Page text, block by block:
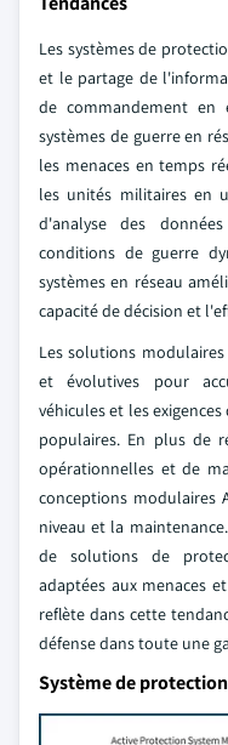
Les systèmes de
et le partage de
de commandement
systèmes de guerre en
les menaces en temps
les unités militaires en
d'analyse des
conditions de guerre
systèmes en réseau
capacité de décision et
Les solutions
et évolutives pour
véhicules et les
populaires. En plus de
opérationnelles et de
conceptions modulaires
niveau et la
de solutions de
adaptées aux menaces
reflète dans cette
défense dans toute une
Système de